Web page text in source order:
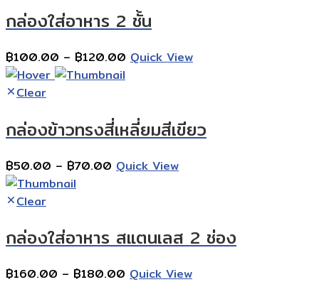
฿120.00
กล่องใส่อาหาร 2 ชั้น
฿100.00 – ฿120.00 Price
฿120.00
Quick View
Clear
กล่องข้าวทรงสี่เหลี่ยมสีเขียว
฿50.00 – ฿70.00 Price
฿70.00
Quick View
Clear
กล่องใส่อาหาร สแตนเลส 2 ช่อง
฿160.00 – ฿180.00 Price
Quick View